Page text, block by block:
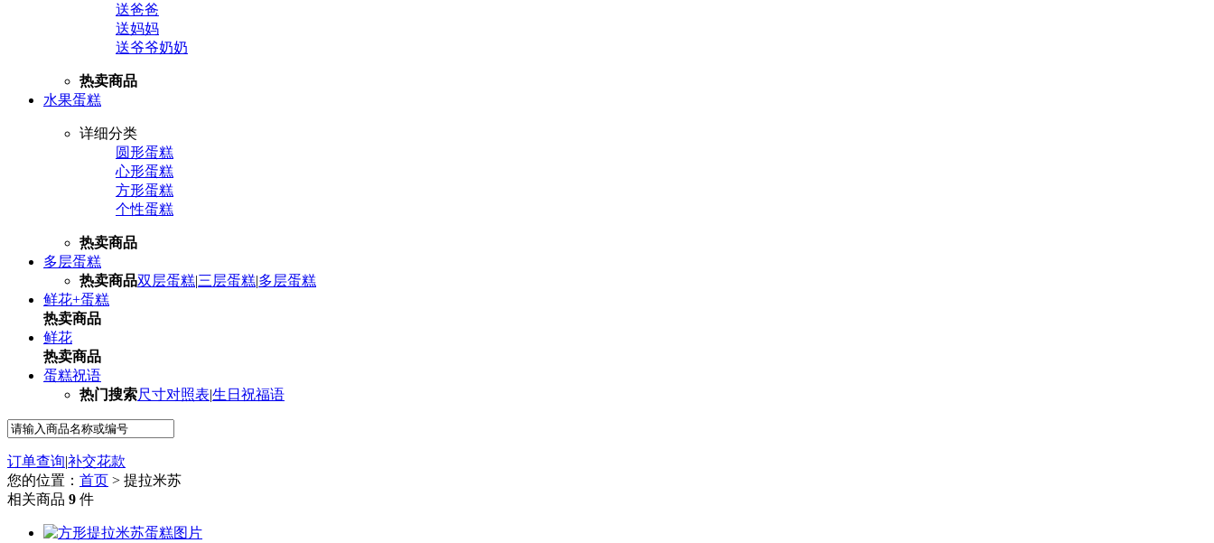
送爸爸
送妈妈
送爷爷奶奶
热卖商品
水果蛋糕
详细分类
圆形蛋糕
心形蛋糕
方形蛋糕
个性蛋糕
热卖商品
多层蛋糕
热卖商品双层蛋糕|三层蛋糕|多层蛋糕
鲜花+蛋糕
热卖商品
鲜花
热卖商品
蛋糕祝语
热门搜索尺寸对照表|生日祝福语
订单查询|补交花款
您的位置： 首页 > 提拉米苏
相关商品 9 件